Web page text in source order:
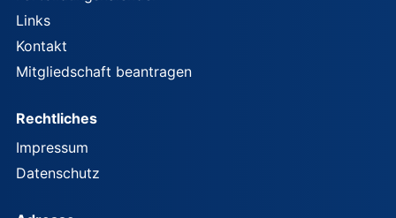
Links
Kontakt
Mitgliedschaft beantragen
Rechtliches
Impressum
Datenschutz